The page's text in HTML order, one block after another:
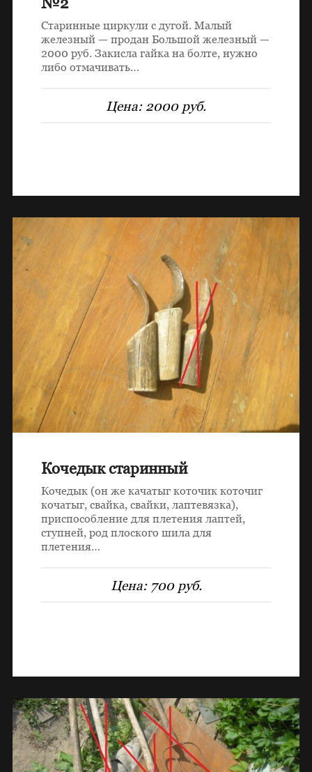
Старинные циркули с дугой. Малый
железный — продан Большой железный —
2000 руб. Закисла гайка на болте, нужно
либо отмачивать…
Цена: 2000 руб.
Кочедык старинный
Кочедык (он же качатыг коточик коточиг
кочатыг, свайка, свайки, лаптевязка),
приспособление для плетения лаптей,
ступней, род плоского шила для
плетения…
Цена: 700 руб.